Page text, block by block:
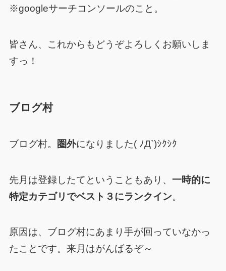
※googleサーチコンソールのこと。
皆さん、これからもどうぞよろしくお願いしま
すっ！
ブログ村
ブログ村。 圏外になりました( ﾉД`)ｼｸｼｸ
先月は登録したてということもあり、 一時的に
特定カテゴリでベスト３にランクイン。
原因は、ブログ村にあまり手が回っていなかっ
たことです。来月はがんばるぞ～